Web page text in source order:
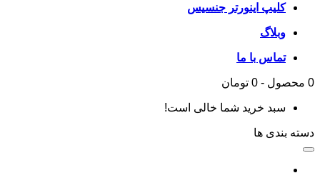
کلیپ اینورتر جنسیس
وبلاگ
تماس با ما
0 محصول - 0 تومان
سبد خرید شما خالی است!
دسته بندی ها